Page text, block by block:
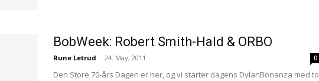
BobWeek: Robert Smith-Hald & ORBO
Rune Letrud - 24. May, 2011 0
Den Store 70-års Dagen er her, og vi starter dagens DylanBonanza med to